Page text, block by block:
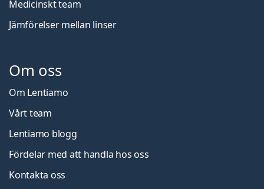
Medicinskt team
Jämförelser mellan linser
Om oss
Om Lentiamo
Vårt team
Lentiamo blogg
Fördelar med att handla hos oss
Kontakta oss